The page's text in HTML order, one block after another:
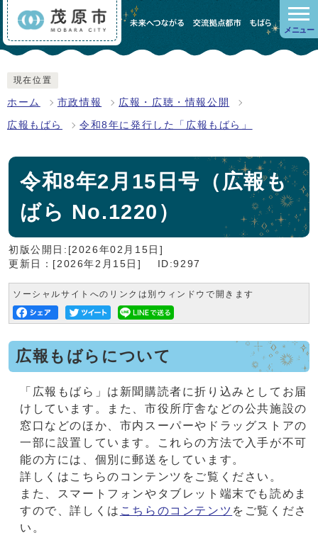
メニュー
現在位置
ホーム 市政情報 広報・広聴・情報公開
広報もばら 令和8年に発行した「広報もばら」
令和8年2月15日号（広報も
ばら No.1220）
初版公開日:[2026年02月15日]
更新日：[2026年2月15日]
ID:9297
ソーシャルサイトへのリンクは別ウィンドウで開きます
広報もばらについて
「広報もばら」は新聞購読者に折り込みとしてお届
けしています。また、市役所庁舎などの公共施設の
窓口などのほか、市内スーパーやドラッグストアの
一部に設置しています。これらの方法で入手が不可
能の方には、個別に郵送をしています。
詳しくはこちらのコンテンツをご覧ください。
また、スマートフォンやタブレット端末でも読めま
すので、詳しくは こちらのコンテンツ をご覧くださ
い。